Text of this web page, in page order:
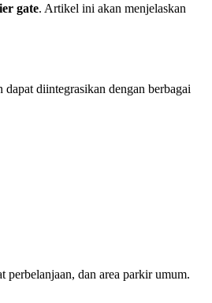
gate. Artikel ini akan menjelaskan
dapat diintegrasikan dengan berbagai
dan area parkir umum.